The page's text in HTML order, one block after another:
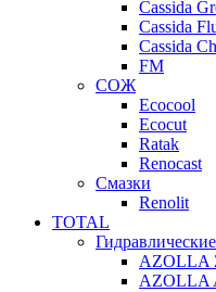
Cassida
Cassida
Cassida
FM
СОЖ
Ecocool
Ecocut
Ratak
Renocast
Смазки
Renolit
TOTAL
Гидравлические
AZOLLA
AZOLLA